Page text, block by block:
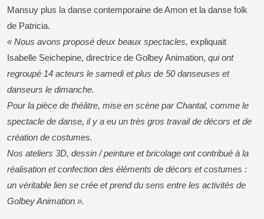
Mansuy plus la danse contemporaine de Amon et la danse folk
de Patricia.
« Nous avons proposé deux beaux spectacles, expliquait
Isabelle Seichepine, directrice de Golbey Animation, qui ont
regroupé 14 acteurs le samedi et plus de 50 danseuses et
danseurs le dimanche.
Pour la pièce de théâtre, mise en scène par Chantal, comme le
spectacle de danse, il y a eu un très gros travail de décors et de
création de costumes.
Nos ateliers 3D, dessin / peinture et bricolage ont contribué à la
réalisation et confection des éléments de décors et costumes :
un véritable lien se crée et prend du sens entre les activités de
Golbey Animation ».